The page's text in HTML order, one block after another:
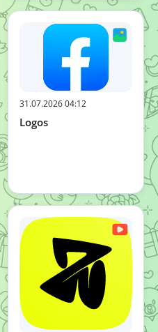
31.07.2026 04:12
Logos